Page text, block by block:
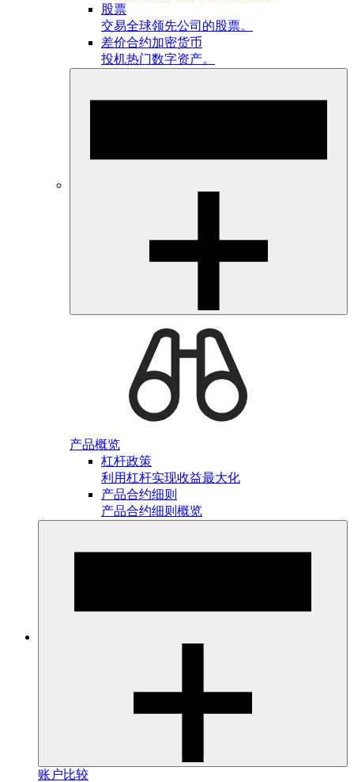
股票
交易全球领先公司的股票。
差价合约加密货币
投机热门数字资产。
产品概览
杠杆政策
利用杠杆实现收益最大化
产品合约细则
产品合约细则概览
账户比较